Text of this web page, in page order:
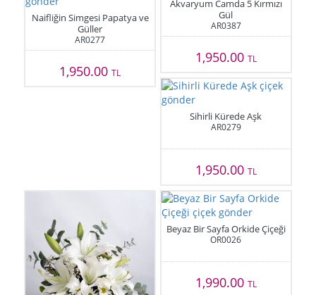
Naifliğin Simgesi Papatya ve
Güller
AR0277
1,950.00TL
Akvaryum Camda 5 Kırmızı
Gül
AR0387
1,950.00 TL
Sihirli Kürede Aşk
AR0279
1,950.00 TL
Beyaz Bir Sayfa Orkide Çiçeği
OR0026
1,990.00 TL